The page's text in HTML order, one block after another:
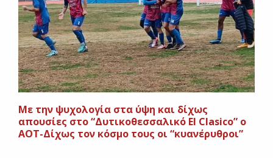
Με την ψυχολογία στα ύψη και δίχως
απουσίες στο “Δυτικοθεσσαλικό El Clasico” ο
ΑΟΤ-Δίχως τον κόσμο τους οι “κυανέρυθροι”